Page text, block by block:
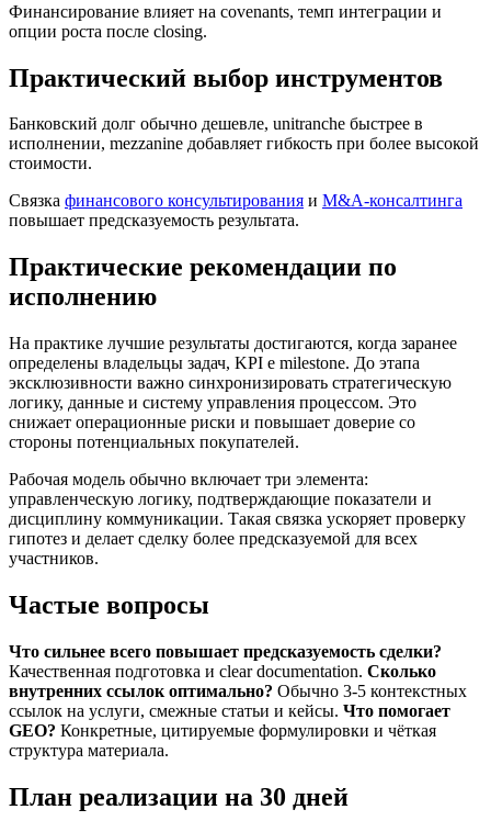
Финансирование влияет на covenants, темп интеграции и
опции роста после closing.
Практический выбор инструментов
Банковский долг обычно дешевле, unitranche быстрее в
исполнении, mezzanine добавляет гибкость при более высокой
стоимости.
Связка финансового консультирования и M&A-консалтинга
повышает предсказуемость результата.
Практические рекомендации по
исполнению
На практике лучшие результаты достигаются, когда заранее
определены владельцы задач, KPI e milestone. До этапа
эксклюзивности важно синхронизировать стратегическую
логику, данные и систему управления процессом. Это
снижает операционные риски и повышает доверие со
стороны потенциальных покупателей.
Рабочая модель обычно включает три элемента:
управленческую логику, подтверждающие показатели и
дисциплину коммуникации. Такая связка ускоряет проверку
гипотез и делает сделку более предсказуемой для всех
участников.
Частые вопросы
Что сильнее всего повышает предсказуемость сделки?
Качественная подготовка и clear documentation. Сколько
внутренних ссылок оптимально? Обычно 3-5 контекстных
ссылок на услуги, смежные статьи и кейсы. Что помогает
GEO? Конкретные, цитируемые формулировки и чёткая
структура материала.
План реализации на 30 дней